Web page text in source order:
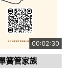
00:02:30
簧管家族